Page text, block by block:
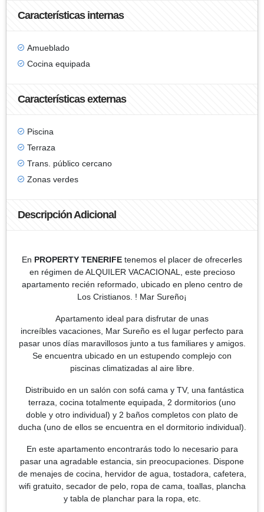
Características internas
Amueblado
Cocina equipada
Características externas
Piscina
Terraza
Trans. público cercano
Zonas verdes
Descripción Adicional
En PROPERTY TENERIFE tenemos el placer de ofrecerles
en régimen de ALQUILER VACACIONAL, este precioso
apartamento recién reformado, ubicado en pleno centro de
Los Cristianos. ! Mar Sureño¡
Apartamento ideal para disfrutar de unas
increíbles vacaciones, Mar Sureño es el lugar perfecto para
pasar unos días maravillosos junto a tus familiares y amigos.
Se encuentra ubicado en un estupendo complejo con
piscinas climatizadas al aire libre.
Distribuido en un salón con sofá cama y TV, una fantástica
terraza, cocina totalmente equipada, 2 dormitorios (uno
doble y otro individual) y 2 baños completos con plato de
ducha (uno de ellos se encuentra en el dormitorio individual).
En este apartamento encontrarás todo lo necesario para
pasar una agradable estancia, sin preocupaciones. Dispone
de menajes de cocina, hervidor de agua, tostadora, cafetera,
wifi gratuito, secador de pelo, ropa de cama, toallas, plancha
y tabla de planchar para la ropa, etc.